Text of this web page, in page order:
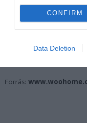
CONFIRM
Data Deletion
Forrás: